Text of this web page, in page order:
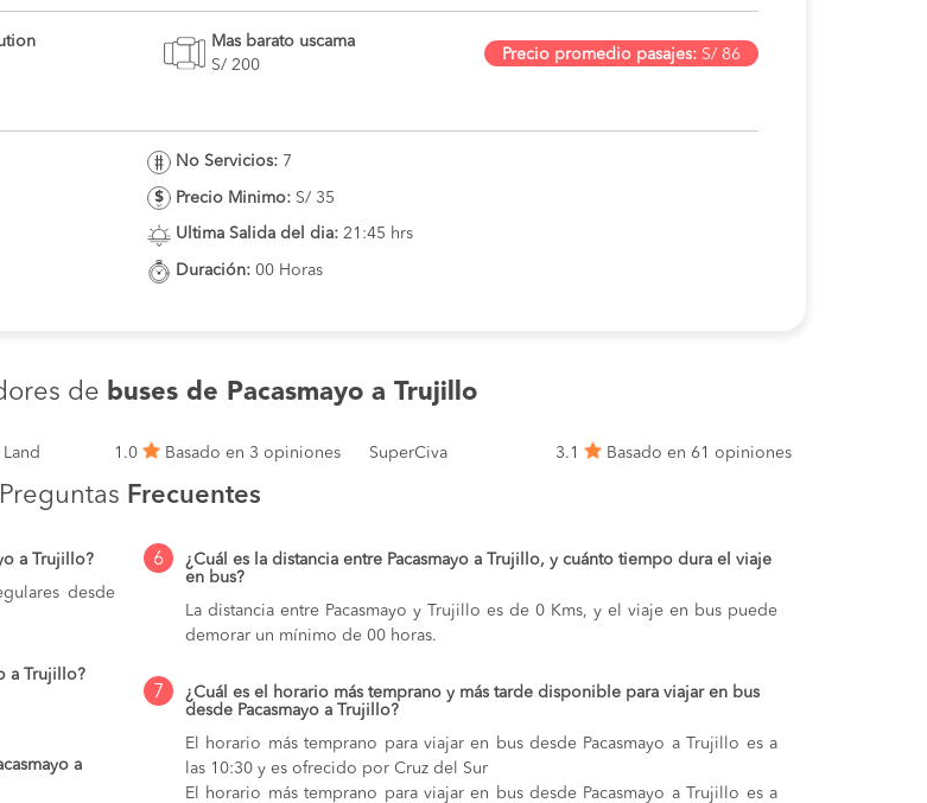
Mas barato uscama
S/ 200
Precio promedio pasajes:S/ 86
No Servicios: 7
Precio Minimo: S/ 35
Ultima Salida del dia: 21:45 hrs
Duración: 00 Horas
de buses de Pacasmayo a Trujillo
1.0 Basado en 3 opiniones SuperCiva 3.1 Basado en 61 opiniones
Preguntas Frecuentes
a Trujillo?
desde
a Trujillo?
a
6
¿Cuál es la distancia entre Pacasmayo a Trujillo, y cuánto tiempo dura el viaje
en bus?
La distancia entre Pacasmayo y Trujillo es de 0 Kms, y el viaje en bus puede
demorar un mínimo de 00 horas.
7
¿Cuál es el horario más temprano y más tarde disponible para viajar en bus
desde Pacasmayo a Trujillo?
El horario más temprano para viajar en bus desde Pacasmayo a Trujillo es a
las 10:30 y es ofrecido por Cruz del Sur
El horario más temprano para viajar en bus desde Pacasmayo a Trujillo es a